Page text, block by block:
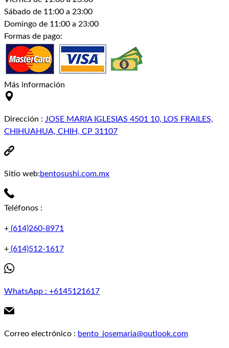
Sábado de 11:00 a 23:00
Domingo de 11:00 a 23:00
Formas de pago:
Más información
Dirección : JOSE MARIA IGLESIAS 4501 10, LOS FRAILES,
CHIHUAHUA, CHIH, CP 31107
Sitio web:bentosushi.com.mx
Teléfonos :
+ (614)260-8971
+ (614)512-1617
WhatsApp : +6145121617
Correo electrónico : bento_josemaria@outlook.com